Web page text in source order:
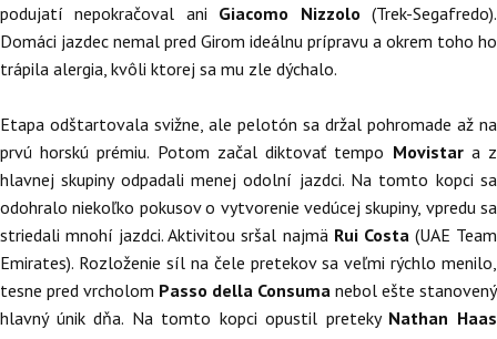
podujatí nepokračoval ani Giacomo Nizzolo (Trek-Segafredo).
Domáci jazdec nemal pred Girom ideálnu prípravu a okrem toho ho
trápila alergia, kvôli ktorej sa mu zle dýchalo.
Etapa odštartovala svižne, ale pelotón sa držal pohromade až na
prvú horskú prémiu. Potom začal diktovať tempo Movistara z
hlavnej skupiny odpadali menej odolní jazdci. Na tomto kopci sa
odohralo niekoľko pokusov o vytvorenie vedúcej skupiny, vpredu sa
striedali mnohí jazdci. Aktivitou sršal najmä Rui Costa (UAE Team
Emirates). Rozloženie síl na čele pretekov sa veľmi rýchlo menilo,
tesne pred vrcholom Passo della Consuma nebol ešte stanovený
hlavný únik dňa. Na tomto kopci opustil preteky Nathan Haas